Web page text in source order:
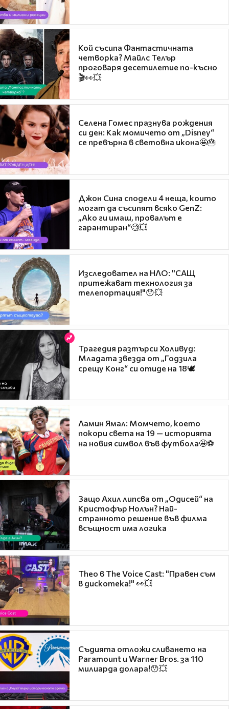
Кой съсипа Фантастичната
четворка? Майлс Телър
проговаря десетилетие по-късно
🎬👀💥
Селена Гомес празнува рождения
си ден: Как момичето от „Disney“
се превърна в световна икона🤩🎂
Джон Сина сподели 4 неща, които
могат да съсипят всяко GenZ:
„Ако ги имаш, провалът е
гарантиран“🧐💥
Изследовател на НЛО: "САЩ
притежават технология за
телепортация!"😯💥
Трагедия разтърси Холивуд:
Младата звезда от „Годзила
срещу Конг“ си отиде на 18🕊️
Ламин Ямал: Момчето, което
покори света на 19 — историята
на новия символ във футбола🤩⚽
Защо Ахил липсва от „Одисей“ на
Кристофър Нолън? Най-
странното решение във филма
всъщност има логика
Theo в The Voice Cast: "Правен съм
в дискотека!" 👀💥
Съдията отложи сливането на
Paramount и Warner Bros. за 110
милиарда долара!😯💥